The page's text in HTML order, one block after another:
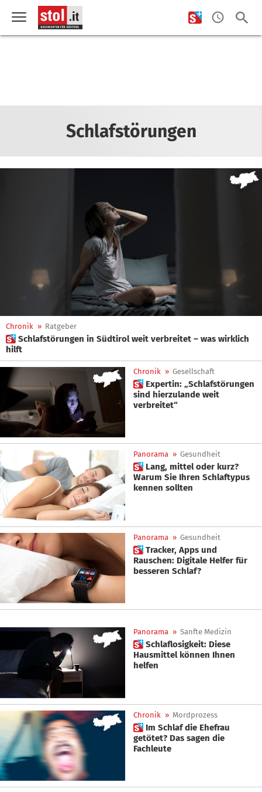
Schlafstörungen
Chronik » Ratgeber
 Schlafstörungen in Südtirol weit verbreitet – was wirklich
hilft
Chronik » Gesellschaft
 Expertin: „Schlafstörungen
sind hierzulande weit
verbreitet“
Panorama » Gesundheit
 Lang, mittel oder kurz?
Warum Sie Ihren Schlaftypus
kennen sollten
Panorama » Gesundheit
 Tracker, Apps und
Rauschen: Digitale Helfer für
besseren Schlaf?
Panorama » Sanfte Medizin
 Schlaflosigkeit: Diese
Hausmittel können Ihnen
helfen
Chronik » Mordprozess
 Im Schlaf die Ehefrau
getötet? Das sagen die
Fachleute